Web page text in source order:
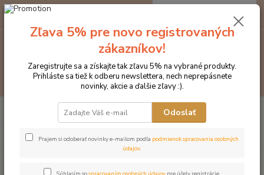
Hľadať
za0 €
Kozmetika pre kone Starostlivosť o pohyb. aparát
BYLINNÉ MAZANIE GÉL
ABSORBINE BYLINNÉ MAZANIE
Zľava 5% pre novo registrovaných
zákazníkov!
Zaregistrujte sa a získajte tak zľavu 5% na vybrané produkty.
Prihláste sa tiež k odberu newslettera, nech neprepásnete
novinky, akcie a ďalšie zľavy :).
Odoslať
Prajem si odoberať novinky e-mailom podľa podmienok spracovania osobných
údajov.